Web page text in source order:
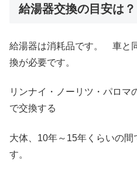
給湯器交換の目安は？
給湯器は消耗品です。 車と
換が必要です。
リンナイ・ノーリツ・パロマ
で交換する
大体、10年～15年くらいの間
す。